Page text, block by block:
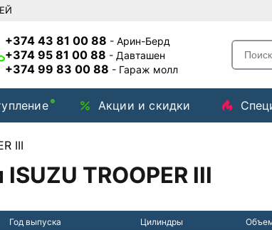
+374 43 81 00 88 - Арин-Берд
+374 95 81 00 88 - Давташен
+374 99 83 00 88 - Гараж молл
Акции и скидки
III
TROOPER III
Год выпуска Цилиндры